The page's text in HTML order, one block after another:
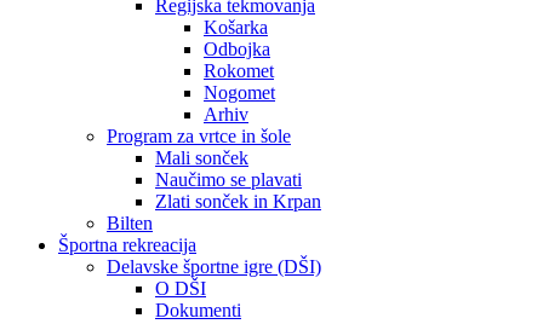
Regijska tekmovanja
Košarka
Odbojka
Rokomet
Nogomet
Arhiv
Program za vrtce in šole
Mali sonček
Naučimo se plavati
Zlati sonček in Krpan
Bilten
Športna rekreacija
Delavske športne igre (DŠI)
O DŠI
Dokumenti